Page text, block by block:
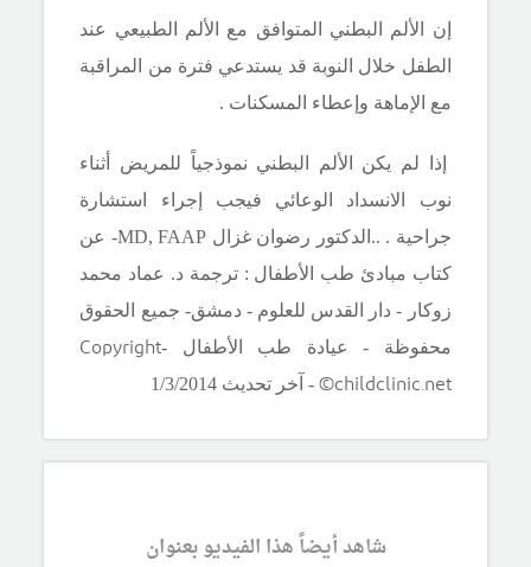
إن الألم البطني المتوافق مع الألم الطبيعي عند
الطفل خلال النوبة قد يستدعي فترة من المراقبة
مع الإماهة وإعطاء المسكنات .
إذا لم يكن الألم البطني نموذجياً للمريض أثناء
نوب الانسداد الوعائي فيجب إجراء استشارة
جراحية . ..الدكتور رضوان غزال
- عن
كتاب مبادئ طب الأطفال : ترجمة د. عماد محمد
زوكار - دار القدس للعلوم - دمشق- جميع الحقوق
محفوظة - عيادة طب الأطفال -Copyright
©childclinic.net - آخر تحديث 1/3/2014
شاهد أيضاً هذا الفيديو بعنوان